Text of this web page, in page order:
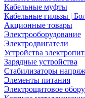
Кабельные муфты
Кабельные гильзы |
Акционные товары
Электрооборудование
Электродвигатели
Устройства
Зарядные устройства
Стабилизаторы
Элементы питания
Электрощитовое